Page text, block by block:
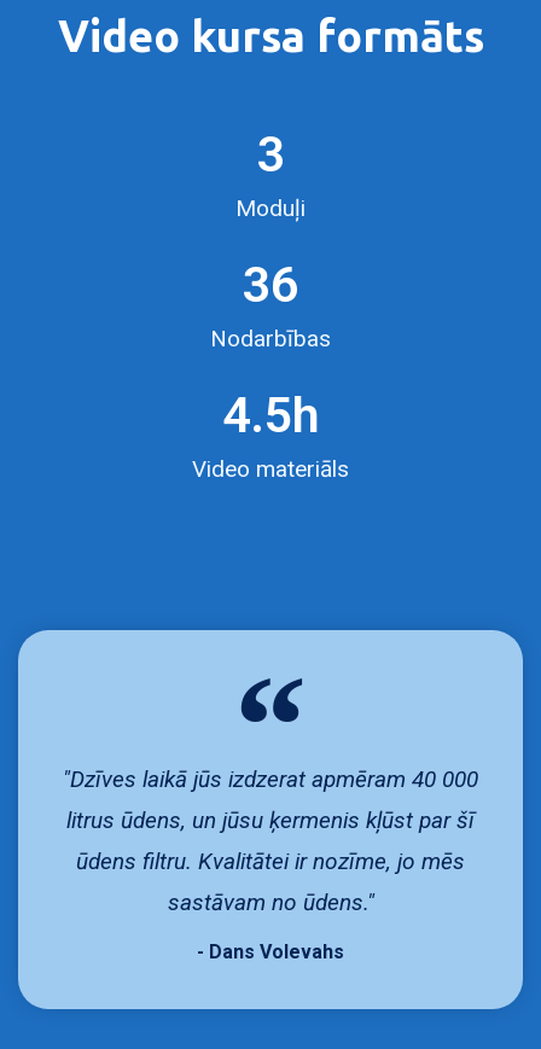
Video kursa formāts
3
Moduļi
36
Nodarbības
4.5h
Video materiāls
"Dzīves laikā jūs izdzerat apmēram 40 000
litrus ūdens, un jūsu ķermenis kļūst par šī
ūdens filtru. Kvalitātei ir nozīme, jo mēs
sastāvam no ūdens."
- Dans Volevahs